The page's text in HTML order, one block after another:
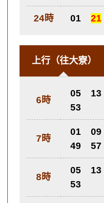
24時 01 21
上行（往大寮）
6時
05 13
53
7時
01 09
49
57
8時
05 13
53